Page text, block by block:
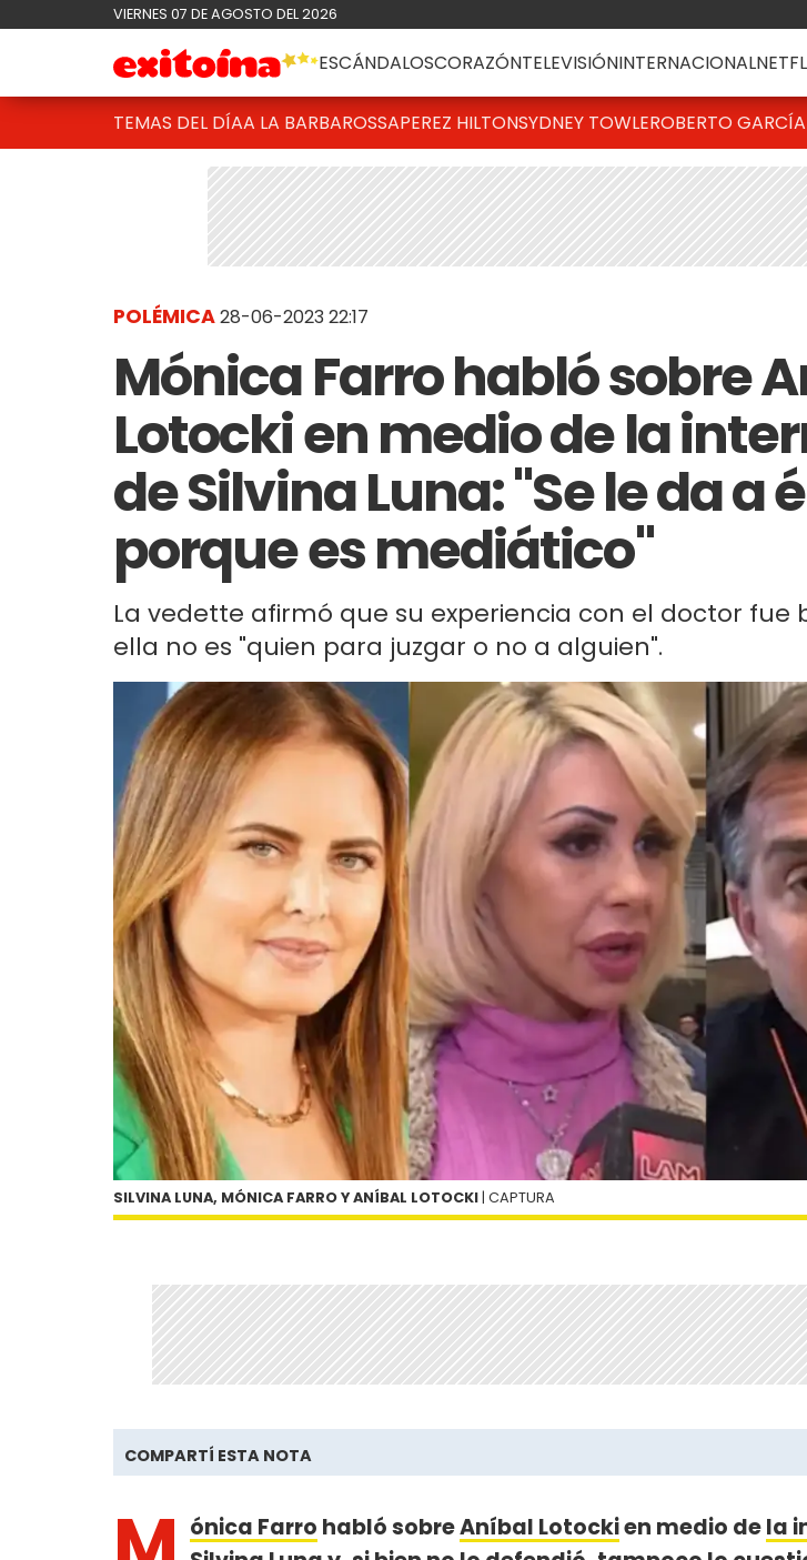
VIERNES 07 DE AGOSTO DEL 2026
ESCÁNDALOSCORAZÓNTELEVISIÓNINTERNACIONAL
TEMAS DEL DÍAA LA BARBAROSSAPEREZ HILTONSYDNEY TOWLEROBERTO
POLÉMICA28-06-2023 22:17
Mónica Farro habló sobre
Lotocki en medio de la
de Silvina Luna: "Se le da a
porque es mediático"
La vedette afirmó que su experiencia con el doctor fue
ella no es "quien para juzgar o no a alguien".
SILVINA LUNA, MÓNICA FARRO Y ANÍBAL LOTOCKI | CAPTURA
COMPARTÍ ESTA NOTA
ónica Farro habló sobreAníbal Lotockien medio dela